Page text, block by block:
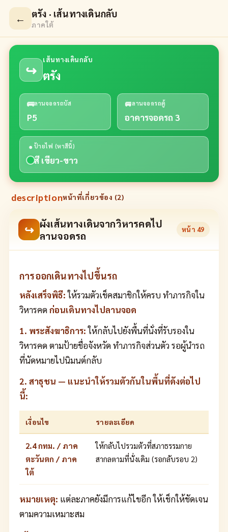
← ตรัง · เส้นทางเดินกลับ
ภาคใต้
↪
เส้นทางเดินกลับ
ตรัง
🚌ลานจอดรถบัส
P5
🚐ลานจอดรถตู้
อาคารจอดรถ 3
● ป้ายไฟ (หาสีนี้)
สี เขียว-ขาว
descriptionหน้าที่เกี่ยวข้อง (2)
↪ ผังเส้นทางเดินจากวิหารคดไป
ลานจอดรถ
หน้า 49
การออกเดินทางไปขึ้นรถ
หลังเสร็จพิธี:ให้รวมตัวเช็คสมาชิกให้ครบ ทำภารกิจใน
วิหารคดก่อนเดินทางไปลานจอด
1. พระสังฆาธิการ:ให้กลับไปยังพื้นที่นั่งที่รับรองใน
วิหารคด ตามป้ายชื่อจังหวัด ทำภารกิจส่วนตัว รอผู้นำรถ
ที่นัดหมายไปนิมนต์กลับ
2. สาธุชน — แนะนำให้รวมตัวกันในพื้นที่ดังต่อไป
นี้:
เงื่อนไข รายละเอียด
2.4 กทม. / ภาค
ตะวันตก / ภาค
ใต้
ให้กลับไปรวมตัวที่สภาธรรมกาย
สากลตามที่นั่งเดิม (รอกลับรอบ 2)
หมายเหตุ: แต่ละภาคยังมีการแก้ไขอีก ให้เช็กให้ชัดเจน
ตามความเหมาะสม